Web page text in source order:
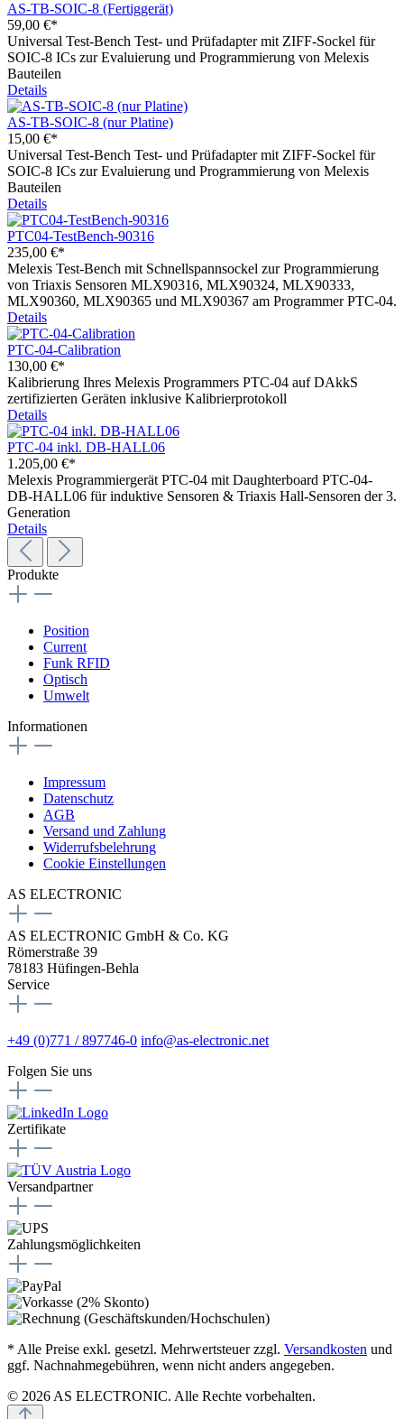
AS-TB-SOIC-8 (Fertiggerät)
59,00 €*
Universal Test-Bench Test- und Prüfadapter mit ZIFF-Sockel für
SOIC-8 ICs zur Evaluierung und Programmierung von Melexis
Bauteilen
Details
AS-TB-SOIC-8 (nur Platine)
15,00 €*
Universal Test-Bench Test- und Prüfadapter mit ZIFF-Sockel für
SOIC-8 ICs zur Evaluierung und Programmierung von Melexis
Bauteilen
Details
PTC04-TestBench-90316
235,00 €*
Melexis Test-Bench mit Schnellspannsockel zur Programmierung
von Triaxis Sensoren MLX90316, MLX90324, MLX90333,
MLX90360, MLX90365 und MLX90367 am Programmer PTC-04.
Details
PTC-04-Calibration
130,00 €*
Kalibrierung Ihres Melexis Programmers PTC-04 auf DAkkS
zertifizierten Geräten inklusive Kalibrierprotokoll
Details
PTC-04 inkl. DB-HALL06
1.205,00 €*
Melexis Programmiergerät PTC-04 mit Daughterboard PTC-04-
DB-HALL06 für induktive Sensoren & Triaxis Hall-Sensoren der 3.
Generation
Details
Produkte
Position
Current
Funk RFID
Optisch
Umwelt
Informationen
Impressum
Datenschutz
AGB
Versand und Zahlung
Widerrufsbelehrung
Cookie Einstellungen
AS ELECTRONIC
AS ELECTRONIC GmbH & Co. KG
Römerstraße 39
78183 Hüfingen-Behla
Service
+49 (0)771 / 897746-0 info@as-electronic.net
Folgen Sie uns
Zertifikate
Versandpartner
Zahlungsmöglichkeiten
* Alle Preise exkl. gesetzl. Mehrwertsteuer zzgl. Versandkosten und
ggf. Nachnahmegebühren, wenn nicht anders angegeben.
© 2026 AS ELECTRONIC. Alle Rechte vorbehalten.